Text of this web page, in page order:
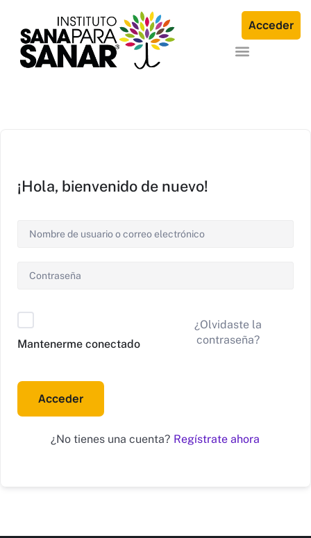
Acceder
¡Hola, bienvenido de nuevo!
Mantenerme conectado
¿Olvidaste la
contraseña?
Acceder
¿No tienes una cuenta? Regístrate ahora